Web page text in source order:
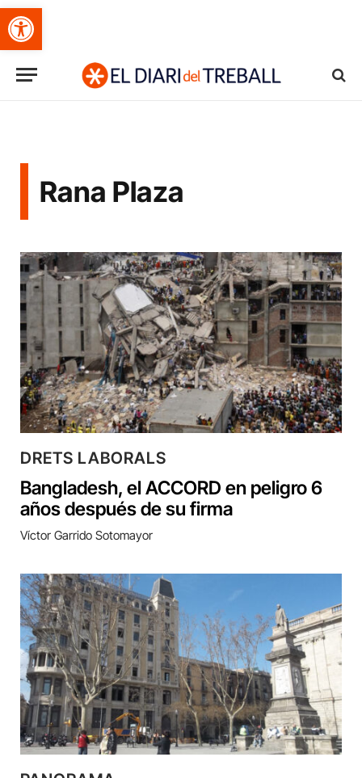
Obre la barra d'eines
Rana Plaza
DRETS LABORALS
Bangladesh, el ACCORD en peligro 6
años después de su firma
Víctor Garrido Sotomayor